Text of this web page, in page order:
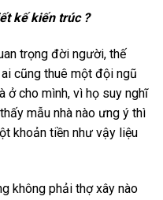
kế kiến trúc ?
trọng đời người, thế
cũng thuê một đội ngũ
ở cho mình, vì họ suy nghĩ
mẫu nhà nào ưng ý thì
khoản tiền như vậy liệu
không phải thợ xây nào